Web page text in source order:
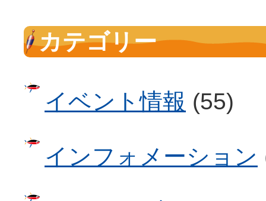
カテゴリー
イベント情報 (55)
インフォメーション